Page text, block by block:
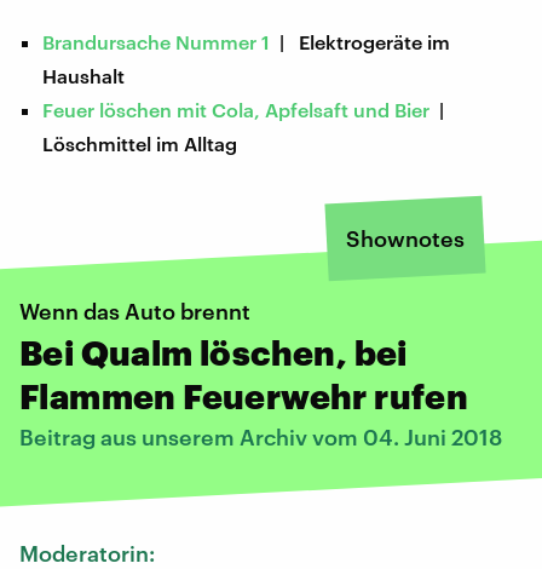
Brandursache Nummer 1 | Elektrogeräte im
Haushalt
Feuer löschen mit Cola, Apfelsaft und Bier |
Löschmittel im Alltag
Shownotes
Wenn das Auto brennt
Bei Qualm löschen, bei
Flammen Feuerwehr rufen
Beitrag aus unserem Archiv vom 04. Juni 2018
Moderatorin: